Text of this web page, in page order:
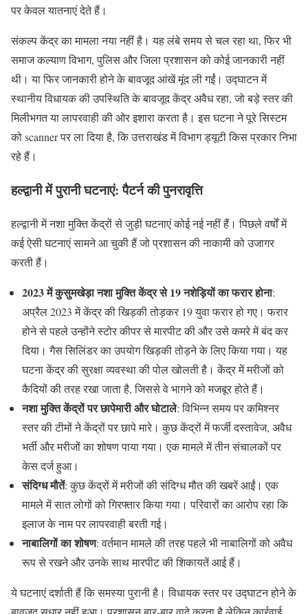
पर केवल यातनाएं देते हैं।
संकल्प केंद्र का मामला नया नहीं है। यह लंबे समय से चल रहा था, फिर भी
समाज कल्याण विभाग, पुलिस और जिला प्रशासन को कोई जानकारी नहीं
थी। या फिर जानकारी होने के बावजूद आंखें मूंद ली गईं। उद्घाटन में
स्थानीय विधायक की उपस्थिति के बावजूद केंद्र अवैध रहा, जो बड़े स्तर की
मिलीभगत या लापरवाही की ओर इशारा करता है। इस घटना ने पूरे सिस्टम
को scanner पर ला दिया है, कि उत्तराखंड में विभाग ड्यूटी किस प्रकार निभा
रहे हैं।
हल्द्वानी में पुरानी घटनाएं: पैटर्न की पुनरावृत्ति
हल्द्वानी में नशा मुक्ति केंद्रों से जुड़ी घटनाएं कोई नई नहीं हैं। पिछले वर्षों में
कई ऐसी घटनाएं सामने आ चुकी हैं जो प्रशासन की नाकामी को उजागर
करती हैं।
2023 में कुसुमखेड़ा नशा मुक्ति केंद्र से 19 नशेड़ियों का फरार होना:
अप्रैल 2023 में केंद्र की खिड़की तोड़कर 19 युवा फरार हो गए। फरार
होने से पहले उन्होंने स्टोर कीपर से मारपीट की और उसे कमरे में बंद कर
दिया। गैस सिलिंडर का उपयोग खिड़की तोड़ने के लिए किया गया। यह
घटना केंद्र की सुरक्षा व्यवस्था की पोल खोलती है। केंद्र में मरीजों को
कैदियों की तरह रखा जाता है, जिससे वे भागने को मजबूर होते हैं।
नशा मुक्ति केंद्रों पर छापेमारी और घोटाले: विभिन्न समय पर कमिश्नर
स्तर की टीमों ने केंद्रों पर छापे मारे। कुछ केंद्रों में फर्जी दस्तावेज, अवैध
भर्ती और मरीजों का शोषण पाया गया। एक मामले में तीन संचालकों पर
केस दर्ज हुआ।
संदिग्ध मौतें: कुछ केंद्रों में मरीजों की संदिग्ध मौत की खबरें आईं। एक
मामले में सात लोगों को गिरफ्तार किया गया। परिवारों का आरोप रहा कि
इलाज के नाम पर लापरवाही बरती गई।
नाबालिगों का शोषण: वर्तमान मामले की तरह पहले भी नाबालिगों को अवैध
रूप से रखने और उनके साथ मारपीट की शिकायतें आई हैं।
ये घटनाएं दर्शाती हैं कि समस्या पुरानी है। विधायक स्तर पर उद्घाटन होने के